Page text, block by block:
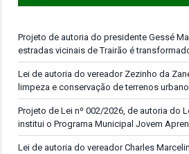
Projeto de autoria do presidente Gessé
estradas vicinais de Trairão é
Lei de autoria do vereador Zezinho da
limpeza e conservação de terrenos
Projeto de Lei nº 002/2026, de autoria do
institui o Programa Municipal Jovem
Lei de autoria do vereador Charles